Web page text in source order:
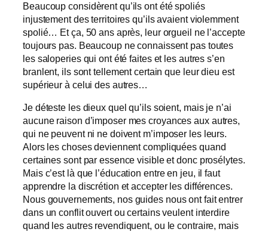
Beaucoup considèrent qu’ils ont été spoliés
injustement des territoires qu’ils avaient violemment
spolié… Et ça, 50 ans après, leur orgueil ne l’accepte
toujours pas. Beaucoup ne connaissent pas toutes
les saloperies qui ont été faites et les autres s’en
branlent, ils sont tellement certain que leur dieu est
supérieur à celui des autres…
Je déteste les dieux quel qu’ils soient, mais je n’ai
aucune raison d’imposer mes croyances aux autres,
qui ne peuvent ni ne doivent m’imposer les leurs.
Alors les choses deviennent compliquées quand
certaines sont par essence visible et donc prosélytes.
Mais c’est là que l’éducation entre en jeu, il faut
apprendre la discrétion et accepter les différences.
Nous gouvernements, nos guides nous ont fait entrer
dans un conflit ouvert ou certains veulent interdire
quand les autres revendiquent, ou le contraire, mais